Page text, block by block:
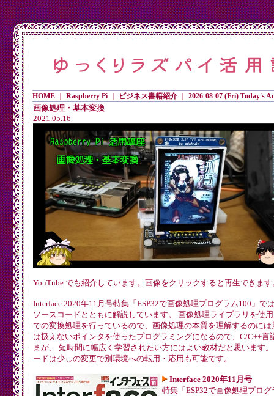
HOME｜ Raspberry Pi｜ ビジネス書籍紹介｜ 2026-08-07 (Fri) Today's
画像処理・基本変換
2021.05.16
YouTube でも紹介しています。画像をクリックすると再生できます
Interface 2020年11月号特集「ESP32で画像処理プログラム100」で
ソースコードとともに解説しています。 画像処理ライブラリを使
での変換処理を行っているので、画像処理の本質を理解するのに
は扱えないポインタを使ったプログラミングになるので、C/C++言
まが、 短時間に幅広く学習されたい方にはよい教材だと思います
ードは少しの変更で別環境への転用・応用も可能です。
Interface 2020年11月号
特集「ESP32で画像処理プログ